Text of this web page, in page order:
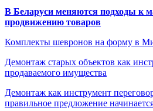
В Беларуси меняются подходы к
продвижению товаров
Комплекты шевронов на форму в
Демонтаж старых объектов как
продаваемого имущества
Демонтаж как инструмент
правильное предложение